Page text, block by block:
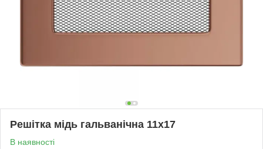
Решітка мідь гальванічна 11x17
В наявності